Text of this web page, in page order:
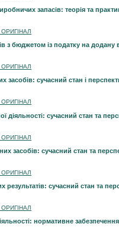
запасів: теорія та
з бюджетом із податку на додану
засобів: сучасний стан і
діяльності: сучасний стан та
засобів: сучасний стан та
результатів: сучасний стан та
нормативне